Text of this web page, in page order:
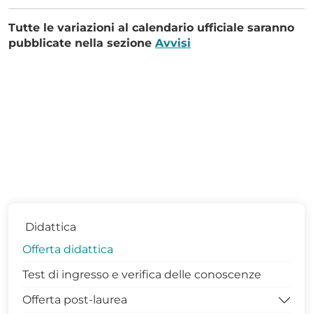
Tutte le variazioni al calendario ufficiale saranno
pubblicate nella sezione Avvisi
Didattica
Offerta didattica
Test di ingresso e verifica delle conoscenze
Offerta post-laurea